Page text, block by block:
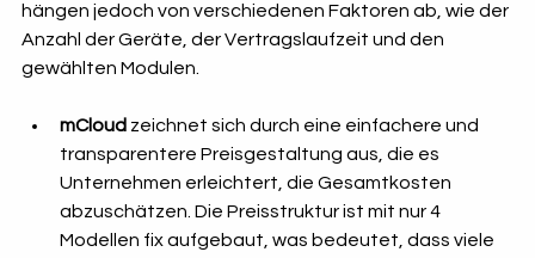
hängen jedoch von verschiedenen Faktoren ab, wie der
Anzahl der Geräte, der Vertragslaufzeit und den
gewählten Modulen.
mCloud zeichnet sich durch eine einfachere und
transparentere Preisgestaltung aus, die es
Unternehmen erleichtert, die Gesamtkosten
abzuschätzen. Die Preisstruktur ist mit nur 4
Modellen fix aufgebaut, was bedeutet, dass viele